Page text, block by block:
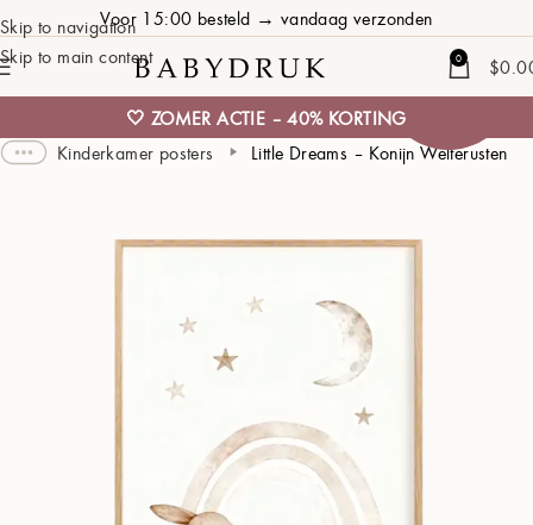
Skip to navigation
Skip to main content
Voor 15:00 besteld → vandaag verzonden
0 $
🤍 ZOMER ACTIE – 40% KORTING
Kinderkamer posters
Little Dreams – Konijn Welterusten
40%